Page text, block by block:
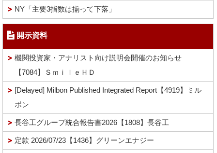
NY「主要3指数は揃って下落」
開示資料
機関投資家・アナリスト向け説明会開催のお知らせ
【7084】ＳｍｉｌｅＨＤ
[Delayed] Milbon Published Integrated Report【4919】ミル
ボン
長谷工グループ統合報告書2026【1808】長谷工
定款 2026/07/23【1436】グリーンエナジー